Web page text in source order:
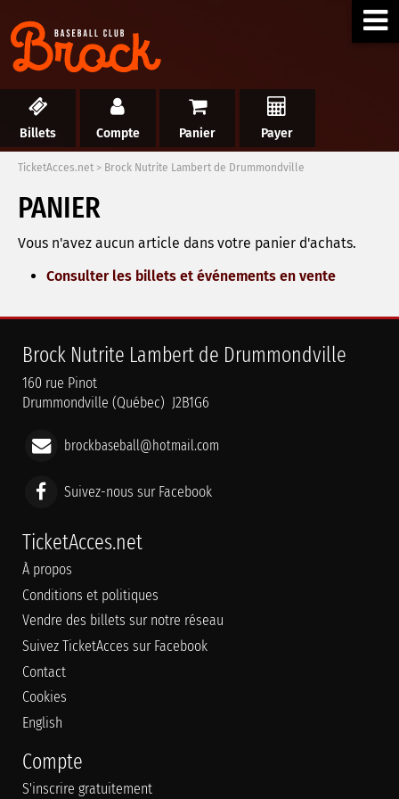
Billets Compte Panier Payer
TicketAcces.net > Brock Nutrite Lambert de Drummondville
PANIER
Vous n'avez aucun article dans votre panier d'achats.
Consulter les billets et événements en vente
Brock Nutrite Lambert de Drummondville
160 rue Pinot
Drummondville (Québec) J2B1G6
brockbaseball@hotmail.com
Suivez-nous sur Facebook
TicketAcces.net
À propos
Conditions et politiques
Vendre des billets sur notre réseau
Suivez TicketAcces sur Facebook
Contact
Cookies
English
Compte
S'inscrire gratuitement